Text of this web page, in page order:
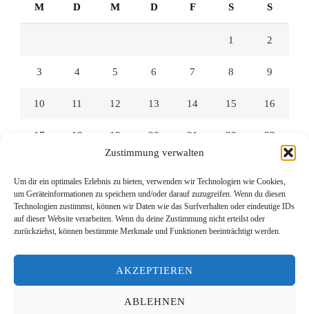
Zustimmung verwalten
Um dir ein optimales Erlebnis zu bieten, verwenden wir Technologien wie Cookies,
um Geräteinformationen zu speichern und/oder darauf zuzugreifen. Wenn du diesen
Technologien zustimmst, können wir Daten wie das Surfverhalten oder eindeutige IDs
auf dieser Website verarbeiten. Wenn du deine Zustimmung nicht erteilst oder
zurückziehst, können bestimmte Merkmale und Funktionen beeinträchtigt werden.
AKZEPTIEREN
ABLEHNEN
M D M D F S S
1 2
3 4 5 6 7 8 9
10 11 12 13 14 15 16
17 18 19 20 21 22 23
31